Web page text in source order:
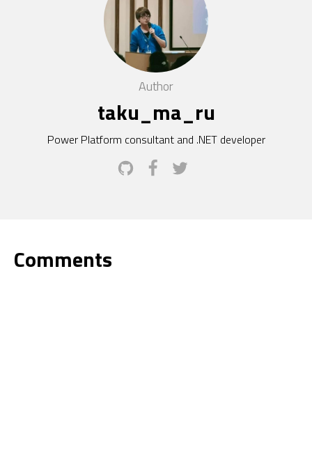
Author
taku_ma_ru
Power Platform consultant and .NET developer
Comments